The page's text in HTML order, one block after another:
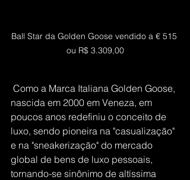
Ball Star da Golden Goose vendido a € 515
ou R$ 3.309,00
Como a Marca Italiana Golden Goose,
nascida em 2000 em Veneza, em
poucos anos redefiniu o conceito de
luxo, sendo pioneira na "casualização"
e na "sneakerização" do mercado
global de bens de luxo pessoais,
tornando-se sinônimo de altíssima